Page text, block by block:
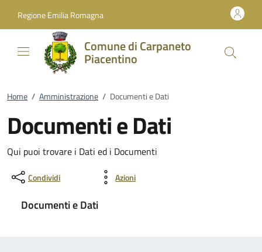
Regione Emilia Romagna
Comune di Carpaneto
Piacentino
Home / Amministrazione / Documenti e Dati
Documenti e Dati
Qui puoi trovare i Dati ed i Documenti
Condividi Azioni
Documenti e Dati